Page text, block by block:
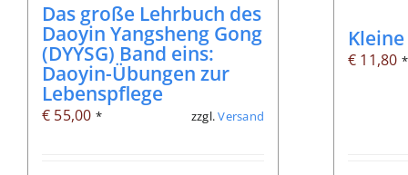
Das große Lehrbuch des
Daoyin Yangsheng Gong
(DYYSG) Band eins:
Daoyin-Übungen zur
Lebenspflege
€ 55,00 * zzgl.Versand
€ 11,80 *